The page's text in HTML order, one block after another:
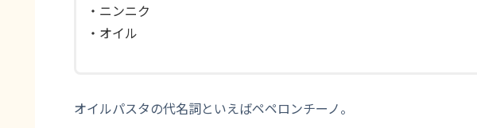
・ニンニク
・オイル
オイルパスタの代名詞といえばペペロンチーノ。